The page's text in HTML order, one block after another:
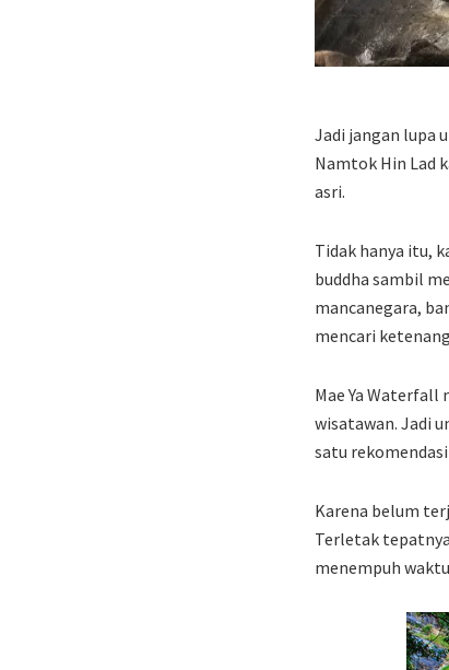
Jadi jangan lupa
Namtok Hin Lad
asri.
Tidak hanya itu,
buddha sambil
mancanegara,
mencari
Mae Ya Waterfall
wisatawan. Jadi
satu
Karena belum
Terletak
menempuh